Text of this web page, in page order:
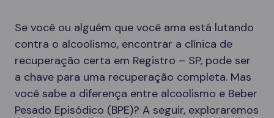
Se você ou alguém que você ama está lutando
contra o alcoolismo, encontrar a clínica de
recuperação certa em Registro – SP, pode ser
a chave para uma recuperação completa. Mas
você sabe a diferença entre alcoolismo e Beber
Pesado Episódico (BPE)? A seguir, exploraremos